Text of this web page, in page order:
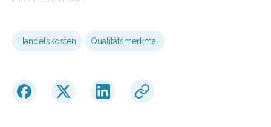
Handelskosten Qualitätsmerkmal